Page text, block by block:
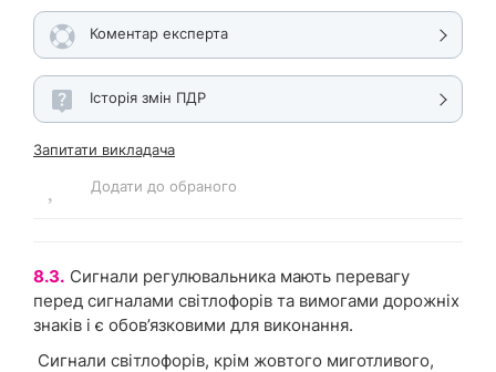
Коментар експерта
Історія змін ПДР
Запитати викладача
Додати до обраного
8.3. Сигнали регулювальника мають перевагу
перед сигналами світлофорів та вимогами дорожніх
знаків і є обов’язковими для виконання.
Сигнали світлофорів, крім жовтого миготливого,